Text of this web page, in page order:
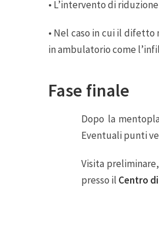
• L’intervento di
• Nel caso in cui il
in ambulatorio come
Fase finale
Dopo la
Eventuali punti
Visita
presso il Centro